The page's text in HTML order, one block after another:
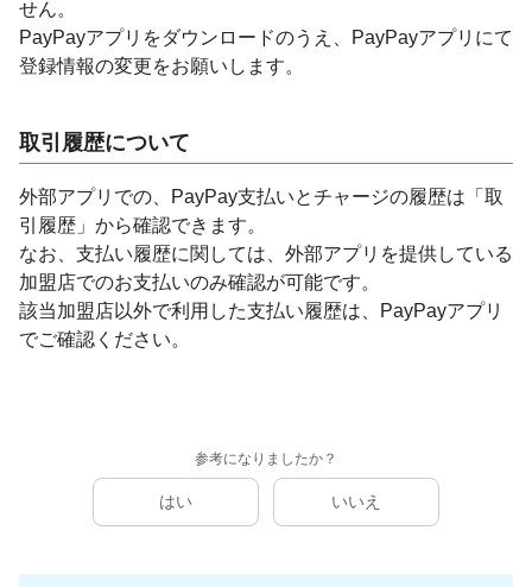
せん。
PayPayアプリをダウンロードのうえ、PayPayアプリにて
登録情報の変更をお願いします。
取引履歴について
外部アプリでの、PayPay支払いとチャージの履歴は「取
引履歴」から確認できます。
なお、支払い履歴に関しては、外部アプリを提供している
加盟店でのお支払いのみ確認が可能です。
該当加盟店以外で利用した支払い履歴は、PayPayアプリ
でご確認ください。
参考になりましたか？
はい いいえ